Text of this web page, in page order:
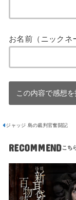
お名前（ニックネ
ジャッジ 島の裁判官奮闘記
RECOMMEND